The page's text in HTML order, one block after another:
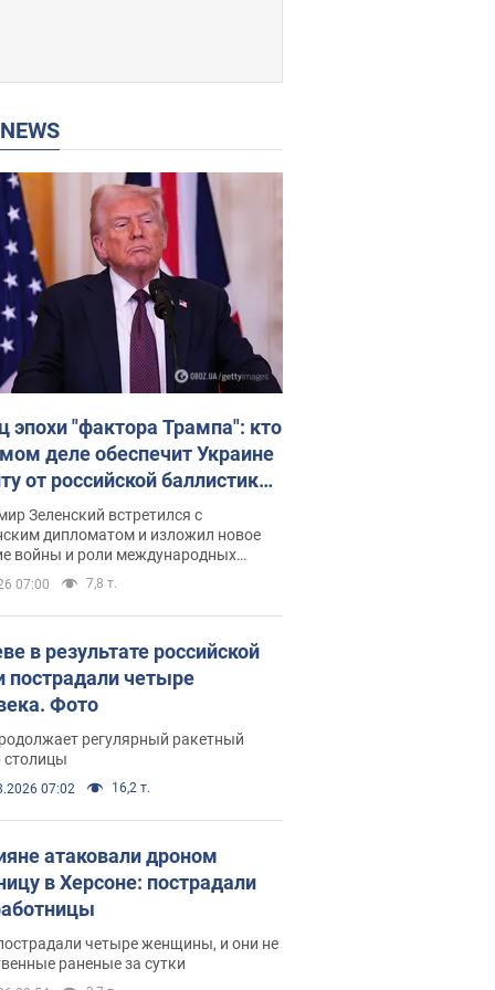
NEWS
эпохи "фактора Трампа": кто
деле обеспечит Украине
от российской баллистики.
с Безсмертным
Зеленский встретился с
дипломатом и изложил новое
войны и роли международных
в борьбе с Россией
07:00 7,8 т.
в результате российской
пострадали четыре
Фото
регулярный ракетный
столицы
07:02 16,2 т.
атаковали дроном
в Херсоне: пострадали
четыре женщины, и они не
раненые за сутки